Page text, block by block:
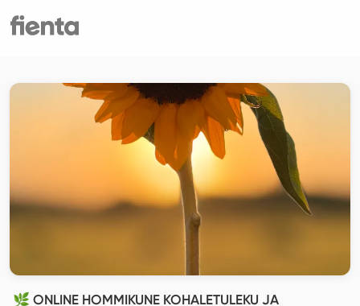
🌿 ONLINE HOMMIKUNE KOHALETULEKU JA